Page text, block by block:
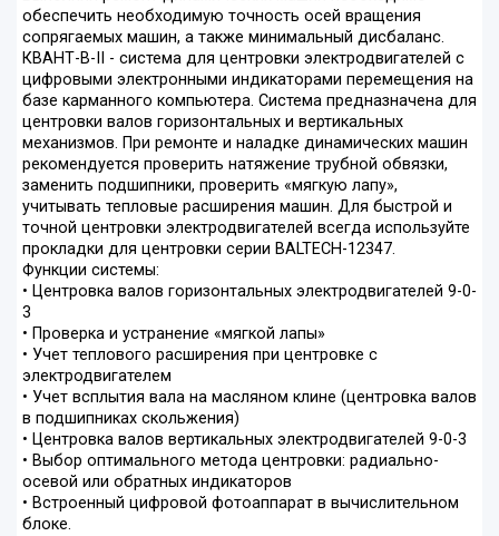
обеспечить необходимую точность осей вращения
сопрягаемых машин, а также минимальный дисбаланс.
КВАНТ-В-II - система для центровки электродвигателей с
цифровыми электронными индикаторами перемещения на
базе карманного компьютера. Система предназначена для
центровки валов горизонтальных и вертикальных
механизмов. При ремонте и наладке динамических машин
рекомендуется проверить натяжение трубной обвязки,
заменить подшипники, проверить «мягкую лапу»,
учитывать тепловые расширения машин. Для быстрой и
точной центровки электродвигателей всегда используйте
прокладки для центровки серии BALTECH-12347.
Функции системы:
• Центровка валов горизонтальных электродвигателей 9-0-
3
• Проверка и устранение «мягкой лапы»
• Учет теплового расширения при центровке с
электродвигателем
• Учет всплытия вала на масляном клине (центровка валов
в подшипниках скольжения)
• Центровка валов вертикальных электродвигателей 9-0-3
• Выбор оптимального метода центровки: радиально-
осевой или обратных индикаторов
• Встроенный цифровой фотоаппарат в вычислительном
блоке.